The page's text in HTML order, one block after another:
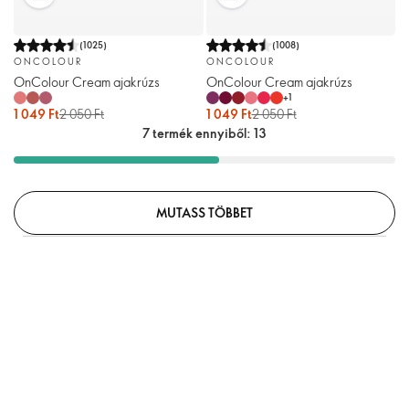
(1025)
ONCOLOUR
OnColour Cream ajakrúzs
1 049 Ft2 050 Ft
(1008)
ONCOLOUR
OnColour Cream ajakrúzs
+1
1 049 Ft2 050 Ft
7 termék ennyiből: 13
MUTASS TÖBBET